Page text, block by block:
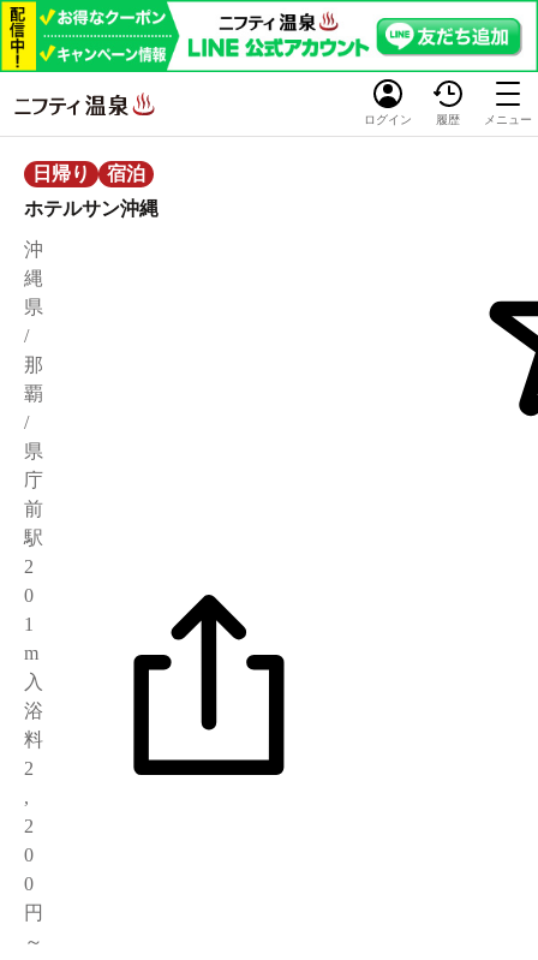
ログイン 履歴 メニュー
日帰り
宿泊
ホテルサン沖縄
沖
縄
県
/
那
覇
/
県
庁
前
駅
2
0
1
m
入
浴
料
2
,
2
0
0
円
～